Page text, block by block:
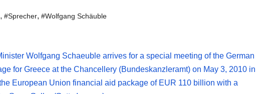
, #Sprecher, #Wolfgang Schäuble